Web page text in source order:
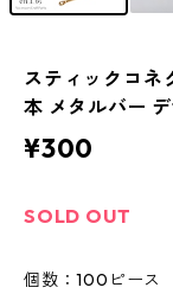
スティックコネ
本 メタルバー
¥300
SOLD OUT
個数：100ピース